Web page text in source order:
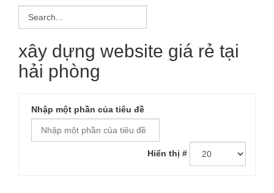
xây dựng website giá rẻ tại
hải phòng
Nhập một phần của tiêu đề
Hiển thị #